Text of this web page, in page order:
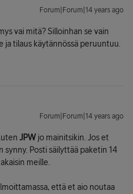
Forum|Forum|14 years ago
vai mitä? Silloinhan se vain
tilaus käytännössä peruuntuu.
Forum|Forum|14 years ago
JPW jo mainitsikin. Jos et
synny. Posti säilyttää paketin 14
meille.
että et aio noutaa